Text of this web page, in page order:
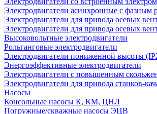
Электродвигатели асинхронные с фазным
Электродвигатели для привода осевых
Электродвигатели для привода осевых
Высоковольтные электродвигатели
Рольганговые электродвигатели
Электродвигатели пониженной высоты
Энергоэффективные электродвигатели
Электродвигатели с повышенным
Электродвигатели для привода станков-
Насосы
Консольные насосы К, КМ, ЦНЛ
Погружные/скважные насосы ЭЦВ